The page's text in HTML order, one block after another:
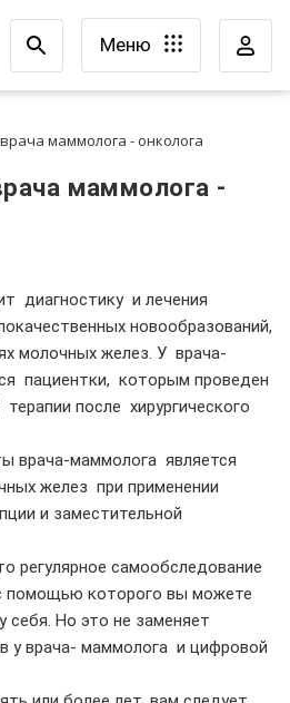
Меню
маммолога - онколога
маммолога -
диагностику и лечения
новообразований,
молочных желез. У врача-
пациентки, которым проведен
после хирургического
врача-маммолога является
желез при применении
и заместительной
самообследование
помощью которого вы можете
себя. Но это не заменяет
у врача- маммолога и цифровой